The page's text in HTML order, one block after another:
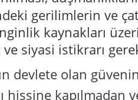
gerilimlerin ve
kaynakları
ve siyasi istikrarı
devlete olan
hissine kapılmadan